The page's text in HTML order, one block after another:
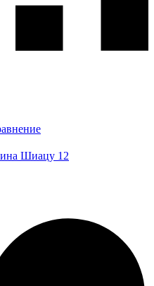
Шиацу 12